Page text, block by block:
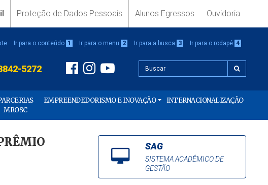
Proteção de Dados Pessoais Alunos Egressos Ouvidoria
Ir para o conteúdo 1 Ir para o menu 2 Ir para a busca 3 Ir para o rodapé 4
5272
MROSC
EMPREENDEDORISMO E INOVAÇÃO INTERNACIONALIZAÇÃO
SAG
SISTEMA ACADÊMICO DE
GESTÃO